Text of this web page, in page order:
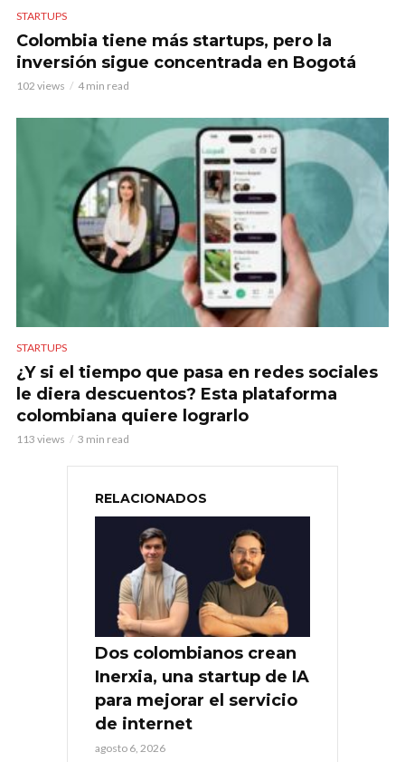
STARTUPS
Colombia tiene más startups, pero la
inversión sigue concentrada en Bogotá
102 views 4 min read
STARTUPS
¿Y si el tiempo que pasa en redes sociales
le diera descuentos? Esta plataforma
colombiana quiere lograrlo
113 views 3 min read
RELACIONADOS
Dos colombianos crean
Inerxia, una startup de IA
para mejorar el servicio
de internet
agosto 6, 2026